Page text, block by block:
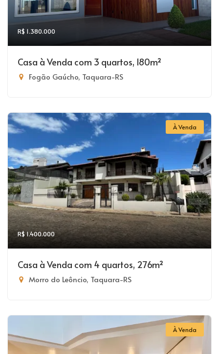
R$ 1.380.000
Casa à Venda com 3 quartos, 180m²
Fogão Gaúcho, Taquara-RS
À Venda
R$ 1.400.000
Casa à Venda com 4 quartos, 276m²
Morro do Leôncio, Taquara-RS
À Venda